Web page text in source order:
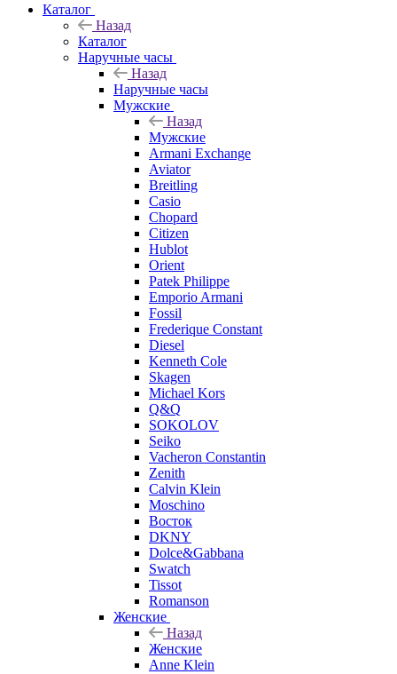
Каталог
Назад
Каталог
Наручные часы
Назад
Наручные часы
Мужские
Назад
Мужские
Armani Exchange
Aviator
Breitling
Casio
Chopard
Citizen
Hublot
Orient
Patek Philippe
Emporio Armani
Fossil
Frederique Constant
Diesel
Kenneth Cole
Skagen
Michael Kors
Q&Q
SOKOLOV
Seiko
Vacheron Constantin
Zenith
Calvin Klein
Moschino
Восток
DKNY
Dolce&Gabbana
Swatch
Tissot
Romanson
Женские
Назад
Женские
Anne Klein